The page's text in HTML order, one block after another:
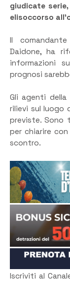
giudicate
elisoccorso
Il
Daidone, ha
informazioni
prognosi
Gli agenti
rilievi sul luogo
previste. Sono
per chiarire
scontro.
Iscriviti al